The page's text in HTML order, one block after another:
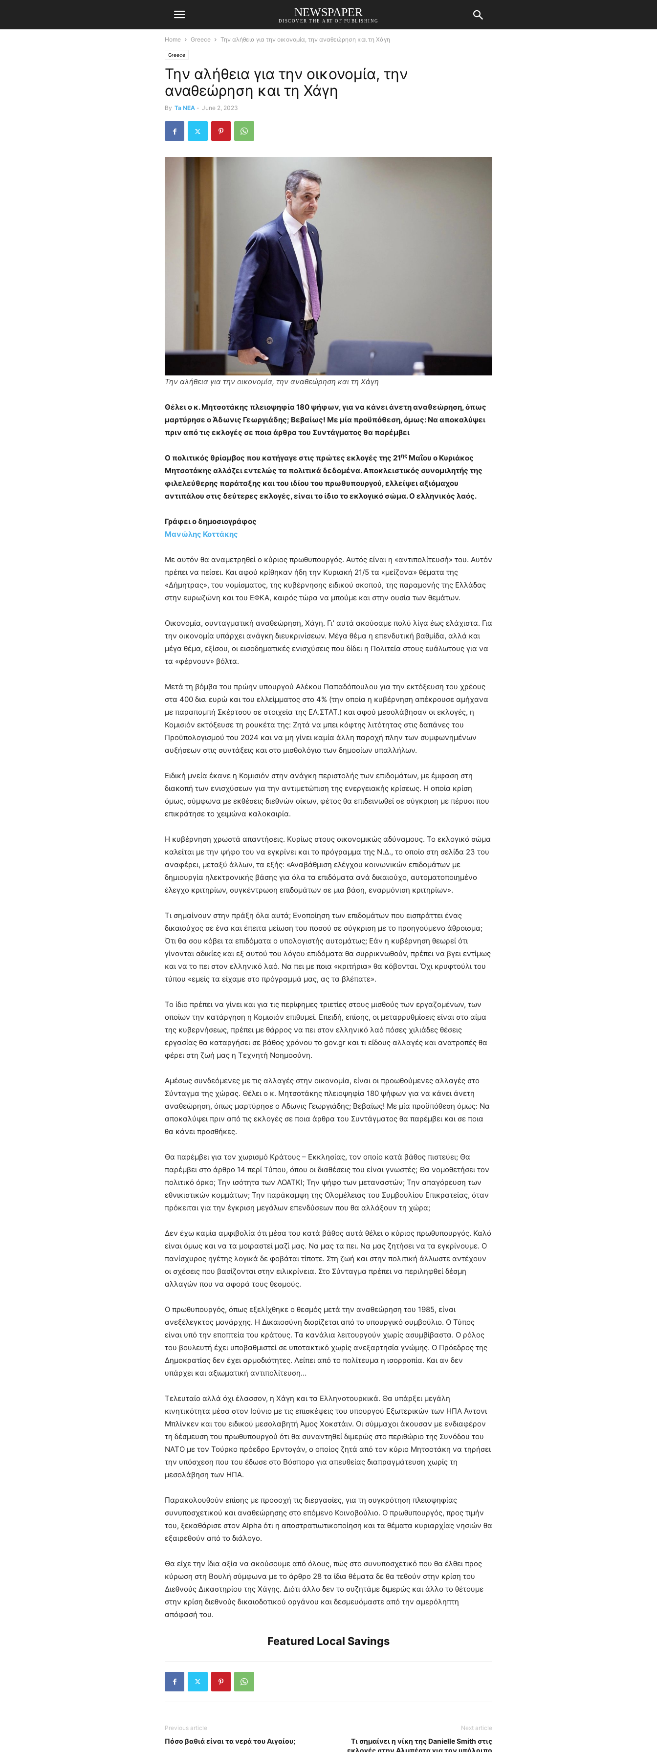
NEWSPAPER
DISCOVER THE ART OF PUBLISHING
Home Greece Την αλήθεια για την οικονομία, την αναθεώρηση και τη Χάγη
Greece
Την αλήθεια για την οικονομία, την
αναθεώρηση και τη Χάγη
By Ta NEA - June 2, 2023
Την αλήθεια για την οικονομία, την αναθεώρηση και τη Χάγη
Θέλει ο κ. Μητσοτάκης πλειοψηφία 180 ψήφων, για να κάνει άνετη αναθεώρηση, όπως
μαρτύρησε ο Άδωνις Γεωργιάδης; Βεβαίως! Με μία προϋπόθεση, όμως: Να αποκαλύψει
πριν από τις εκλογές σε ποια άρθρα του Συντάγματος θα παρέμβει
Ο πολιτικός θρίαμβος που κατήγαγε στις πρώτες εκλογές της 21ης Μαΐου ο Κυριάκος
Μητσοτάκης αλλάζει εντελώς τα πολιτικά δεδομένα. Αποκλειστικός συνομιλητής της
φιλελεύθερης παράταξης και του ιδίου του πρωθυπουργού, ελλείψει αξιόμαχου
αντιπάλου στις δεύτερες εκλογές, είναι το ίδιο το εκλογικό σώμα. Ο ελληνικός λαός.
Γράφει ο δημοσιογράφος
Μανώλης Κοττάκης
Με αυτόν θα αναμετρηθεί ο κύριος πρωθυπουργός. Αυτός είναι η «αντιπολίτευσή» του. Αυτόν
πρέπει να πείσει. Και αφού κρίθηκαν ήδη την Κυριακή 21/5 τα «μείζονα» θέματα της
«Δήμητρας», του νομίσματος, της κυβέρνησης ειδικού σκοπού, της παραμονής της Ελλάδας
στην ευρωζώνη και του ΕΦΚΑ, καιρός τώρα να μπούμε και στην ουσία των θεμάτων.
Οικονομία, συνταγματική αναθεώρηση, Χάγη. Γι’ αυτά ακούσαμε πολύ λίγα έως ελάχιστα. Για
την οικονομία υπάρχει ανάγκη διευκρινίσεων. Μέγα θέμα η επενδυτική βαθμίδα, αλλά και
μέγα θέμα, εξίσου, οι εισοδηματικές ενισχύσεις που δίδει η Πολιτεία στους ευάλωτους για να
τα «φέρνουν» βόλτα.
Μετά τη βόμβα του πρώην υπουργού Αλέκου Παπαδόπουλου για την εκτόξευση του χρέους
στα 400 δισ. ευρώ και του ελλείμματος στο 4% (την οποία η κυβέρνηση απέκρουσε αμήχανα
με παραπομπή Σκέρτσου σε στοιχεία της ΕΛ.ΣΤΑΤ.) και αφού μεσολάβησαν οι εκλογές, η
Κομισιόν εκτόξευσε τη ρουκέτα της: Ζητά να μπει κόφτης λιτότητας στις δαπάνες του
Προϋπολογισμού του 2024 και να μη γίνει καμία άλλη παροχή πλην των συμφωνημένων
αυξήσεων στις συντάξεις και στο μισθολόγιο των δημοσίων υπαλλήλων.
Ειδική μνεία έκανε η Κομισιόν στην ανάγκη περιστολής των επιδομάτων, με έμφαση στη
διακοπή των ενισχύσεων για την αντιμετώπιση της ενεργειακής κρίσεως. Η οποία κρίση
όμως, σύμφωνα με εκθέσεις διεθνών οίκων, φέτος θα επιδεινωθεί σε σύγκριση με πέρυσι που
επικράτησε το χειμώνα καλοκαιρία.
Η κυβέρνηση χρωστά απαντήσεις. Κυρίως στους οικονομικώς αδύναμους. Το εκλογικό σώμα
καλείται με την ψήφο του να εγκρίνει και το πρόγραμμα της Ν.Δ., το οποίο στη σελίδα 23 του
αναφέρει, μεταξύ άλλων, τα εξής: «Αναβάθμιση ελέγχου κοινωνικών επιδομάτων με
δημιουργία ηλεκτρονικής βάσης για όλα τα επιδόματα ανά δικαιούχο, αυτοματοποιημένο
έλεγχο κριτηρίων, συγκέντρωση επιδομάτων σε μια βάση, εναρμόνιση κριτηρίων».
Τι σημαίνουν στην πράξη όλα αυτά; Ενοποίηση των επιδομάτων που εισπράττει ένας
δικαιούχος σε ένα και έπειτα μείωση του ποσού σε σύγκριση με το προηγούμενο άθροισμα;
Ότι θα σου κόβει τα επιδόματα ο υπολογιστής αυτομάτως; Εάν η κυβέρνηση θεωρεί ότι
γίνονται αδικίες και εξ αυτού του λόγου επιδόματα θα συρρικνωθούν, πρέπει να βγει εντίμως
και να το πει στον ελληνικό λαό. Να πει με ποια «κριτήρια» θα κόβονται. Όχι κρυφτούλι του
τύπου «εμείς τα είχαμε στο πρόγραμμά μας, ας τα βλέπατε».
Το ίδιο πρέπει να γίνει και για τις περίφημες τριετίες στους μισθούς των εργαζομένων, των
οποίων την κατάργηση η Κομισιόν επιθυμεί. Επειδή, επίσης, οι μεταρρυθμίσεις είναι στο αίμα
της κυβερνήσεως, πρέπει με θάρρος να πει στον ελληνικό λαό πόσες χιλιάδες θέσεις
εργασίας θα καταργήσει σε βάθος χρόνου το gov.gr και τι είδους αλλαγές και ανατροπές θα
φέρει στη ζωή μας η Τεχνητή Νοημοσύνη.
Αμέσως συνδεόμενες με τις αλλαγές στην οικονομία, είναι οι προωθούμενες αλλαγές στο
Σύνταγμα της χώρας. Θέλει ο κ. Μητσοτάκης πλειοψηφία 180 ψήφων για να κάνει άνετη
αναθεώρηση, όπως μαρτύρησε ο Αδωνις Γεωργιάδης; Βεβαίως! Με μία προϋπόθεση όμως: Να
αποκαλύψει πριν από τις εκλογές σε ποια άρθρα του Συντάγματος θα παρέμβει και σε ποια
θα κάνει προσθήκες.
Θα παρέμβει για τον χωρισμό Κράτους – Εκκλησίας, τον οποίο κατά βάθος πιστεύει; Θα
παρέμβει στο άρθρο 14 περί Τύπου, όπου οι διαθέσεις του είναι γνωστές; Θα νομοθετήσει τον
πολιτικό όρκο; Την ισότητα των ΛΟΑΤΚΙ; Την ψήφο των μεταναστών; Την απαγόρευση των
εθνικιστικών κομμάτων; Την παράκαμψη της Ολομέλειας του Συμβουλίου Επικρατείας, όταν
πρόκειται για την έγκριση μεγάλων επενδύσεων που θα αλλάξουν τη χώρα;
Δεν έχω καμία αμφιβολία ότι μέσα του κατά βάθος αυτά θέλει ο κύριος πρωθυπουργός. Καλό
είναι όμως και να τα μοιραστεί μαζί μας. Να μας τα πει. Να μας ζητήσει να τα εγκρίνουμε. Ο
πανίσχυρος ηγέτης λογικά δε φοβάται τίποτε. Στη ζωή και στην πολιτική άλλωστε αντέχουν
οι σχέσεις που βασίζονται στην ειλικρίνεια. Στο Σύνταγμα πρέπει να περιληφθεί δέσμη
αλλαγών που να αφορά τους θεσμούς.
Ο πρωθυπουργός, όπως εξελίχθηκε ο θεσμός μετά την αναθεώρηση του 1985, είναι
ανεξέλεγκτος μονάρχης. Η Δικαιοσύνη διορίζεται από το υπουργικό συμβούλιο. Ο Τύπος
είναι υπό την εποπτεία του κράτους. Τα κανάλια λειτουργούν χωρίς ασυμβίβαστα. Ο ρόλος
του βουλευτή έχει υποβαθμιστεί σε υποτακτικό χωρίς ανεξαρτησία γνώμης. Ο Πρόεδρος της
Δημοκρατίας δεν έχει αρμοδιότητες. Λείπει από το πολίτευμα η ισορροπία. Και αν δεν
υπάρχει και αξιωματική αντιπολίτευση…
Τελευταίο αλλά όχι έλασσον, η Χάγη και τα Ελληνοτουρκικά. Θα υπάρξει μεγάλη
κινητικότητα μέσα στον Ιούνιο με τις επισκέψεις του υπουργού Εξωτερικών των ΗΠΑ Άντονι
Μπλίνκεν και του ειδικού μεσολαβητή Άμος Χοκστάιν. Οι σύμμαχοι άκουσαν με ενδιαφέρον
τη δέσμευση του πρωθυπουργού ότι θα συναντηθεί διμερώς στο περιθώριο της Συνόδου του
ΝΑΤΟ με τον Τούρκο πρόεδρο Ερντογάν, ο οποίος ζητά από τον κύριο Μητσοτάκη να τηρήσει
την υπόσχεση που του έδωσε στο Βόσπορο για απευθείας διαπραγμάτευση χωρίς τη
μεσολάβηση των ΗΠΑ.
Παρακολουθούν επίσης με προσοχή τις διεργασίες, για τη συγκρότηση πλειοψηφίας
συνυποσχετικού και αναθεώρησης στο επόμενο Κοινοβούλιο. Ο πρωθυπουργός, προς τιμήν
του, ξεκαθάρισε στον Alpha ότι η αποστρατιωτικοποίηση και τα θέματα κυριαρχίας νησιών θα
εξαιρεθούν από το διάλογο.
Θα είχε την ίδια αξία να ακούσουμε από όλους, πώς στο συνυποσχετικό που θα έλθει προς
κύρωση στη Βουλή σύμφωνα με το άρθρο 28 τα ίδια θέματα δε θα τεθούν στην κρίση του
Διεθνούς Δικαστηρίου της Χάγης. Διότι άλλο δεν το συζητάμε διμερώς και άλλο το θέτουμε
στην κρίση διεθνούς δικαιοδοτικού οργάνου και δεσμευόμαστε από την αμερόληπτη
απόφασή του.
Featured Local Savings
Previous article
Πόσο βαθιά είναι τα νερά του Αιγαίου;
Next article
Τι σημαίνει η νίκη της Danielle Smith στις
εκλογές στην Αλμπέρτα για τον υπόλοιπο